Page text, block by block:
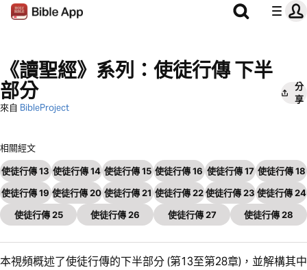
《讀聖經》系列：使徒行傳 下半
部分
來自 BibleProject
分
享
相關經文
使徒行傳 13 使徒行傳 14 使徒行傳 15 使徒行傳 16 使徒行傳 17 使徒行傳 18
使徒行傳 19 使徒行傳 20 使徒行傳 21 使徒行傳 22使徒行傳 23使徒行傳 24
使徒行傳 25
使徒行傳 26 使徒行傳 27 使徒行傳 28
本視頻概述了使徒行傳的下半部分 (第13至第28章)，並解構其中